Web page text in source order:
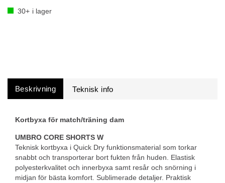
30+ i lager
Beskrivning
Kortbyxa för match/träning dam
UMBRO CORE SHORTS W
Teknisk kortbyxa i Quick Dry funktionsmaterial som torkar
snabbt och transporterar bort fukten från huden. Elastisk
polyesterkvalitet och innerbyxa samt resår och snörning i
midjan för bästa komfort. Sublimerade detaljer. Praktisk